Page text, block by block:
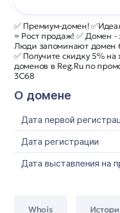
✅ Премиум-домен!
= Рост продаж! ✅ Домен -
Люди запоминают домен
✅ Получите скидку 5%
доменов в Reg.Ru по
3C68
О домене
Дата первой
Дата регистрации
Дата выставления на
Whois